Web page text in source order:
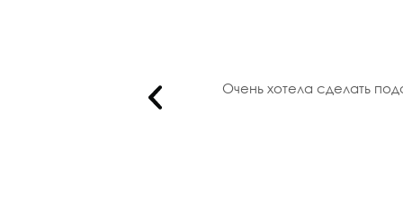
Очень хотела сделать